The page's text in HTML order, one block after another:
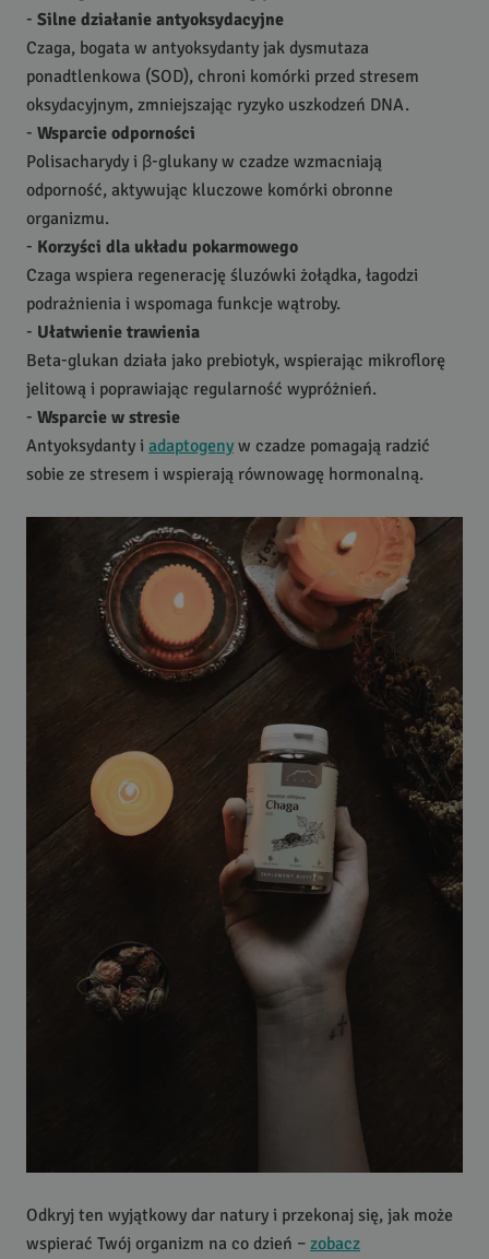
- Silne działanie antyoksydacyjne
Czaga, bogata w antyoksydanty jak dysmutaza
ponadtlenkowa (SOD), chroni komórki przed stresem
oksydacyjnym, zmniejszając ryzyko uszkodzeń DNA.
- Wsparcie odporności
Polisacharydy i β-glukany w czadze wzmacniają
odporność, aktywując kluczowe komórki obronne
organizmu.
- Korzyści dla układu pokarmowego
Czaga wspiera regenerację śluzówki żołądka, łagodzi
podrażnienia i wspomaga funkcje wątroby.
- Ułatwienie trawienia
Beta-glukan działa jako prebiotyk, wspierając mikroflorę
jelitową i poprawiając regularność wypróżnień.
- Wsparcie w stresie
Antyoksydanty i adaptogeny w czadze pomagają radzić
sobie ze stresem i wspierają równowagę hormonalną.
Odkryj ten wyjątkowy dar natury i przekonaj się, jak może
wspierać Twój organizm na co dzień – zobacz